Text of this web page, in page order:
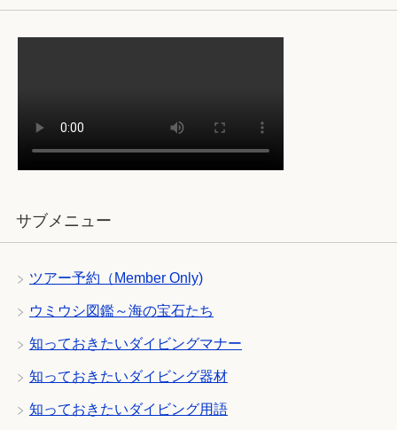
サブメニュー
ツアー予約（Member Only)
ウミウシ図鑑～海の宝石たち
知っておきたいダイビングマナー
知っておきたいダイビング器材
知っておきたいダイビング用語